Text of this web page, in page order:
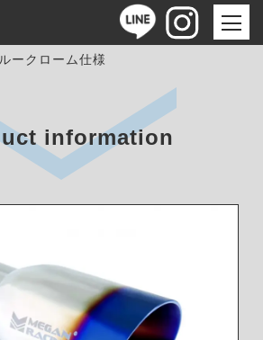
ークローム仕様
information